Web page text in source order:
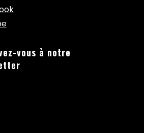
vous à notre